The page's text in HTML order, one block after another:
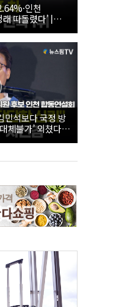
인천
따돌렸다’ |
·최고위원 후
석보다 국정 방
체불가’ 외쳤다 |
·최고위원 후